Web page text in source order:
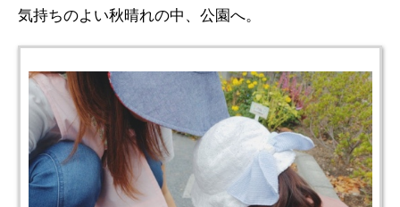
気持ちのよい秋晴れの中、公園へ。